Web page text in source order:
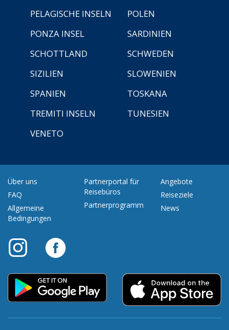
PELAGISCHE INSELN
POLEN
PONZA INSEL
SARDINIEN
SCHOTTLAND
SCHWEDEN
SIZILIEN
SLOWENIEN
SPANIEN
TOSKANA
TREMITI INSELN
TUNESIEN
VENETO
Über uns
FAQ
Allgemeine
Bedingungen
Partnerportal für
Reisebüros
Partnerprogramm
Angebote
Reiseziele
News